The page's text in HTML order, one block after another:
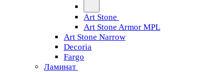
Art Stone
Art Stone Armor MPL
Art Stone Narrow
Decoria
Fargo
Ламинат